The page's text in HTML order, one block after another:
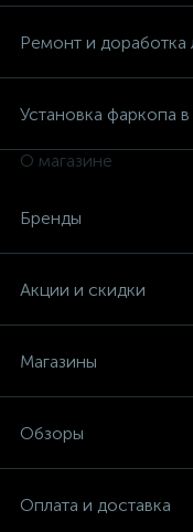
Ремонт и доработка
Установка фаркопа
О магазине
Бренды
Акции и скидки
Магазины
Обзоры
Оплата и доставка